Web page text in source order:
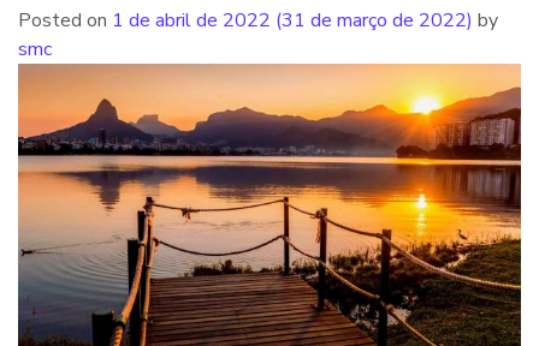
Posted on 1 de abril de 2022 (31 de março de 2022) by
smc